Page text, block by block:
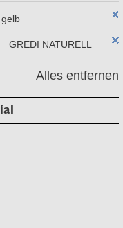
gelb
GREDI NATURELL
Alles entfernen